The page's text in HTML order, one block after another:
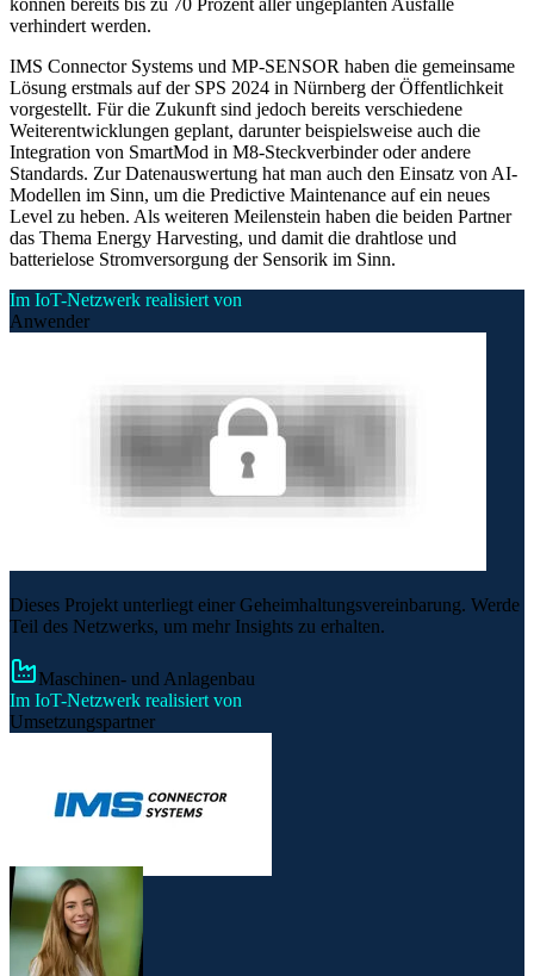
verhindert werden.
IMS Connector Systems und MP-SENSOR haben die gemeinsame
Lösung erstmals auf der SPS 2024 in Nürnberg der Öffentlichkeit
vorgestellt. Für die Zukunft sind jedoch bereits verschiedene
Weiterentwicklungen geplant, darunter beispielsweise auch die
Integration von SmartMod in M8-Steckverbinder oder andere
Standards. Zur Datenauswertung hat man auch den Einsatz von AI-
Modellen im Sinn, um die Predictive Maintenance auf ein neues
Level zu heben. Als weiteren Meilenstein haben die beiden Partner
das Thema Energy Harvesting, und damit die drahtlose und
batterielose Stromversorgung der Sensorik im Sinn.
Im IoT-Netzwerk realisiert von
Anwender
Dieses Projekt unterliegt einer Geheimhaltungsvereinbarung. Werde
Teil des Netzwerks, um mehr Insights zu erhalten.
Maschinen- und Anlagenbau
Im IoT-Netzwerk realisiert von
Umsetzungspartner